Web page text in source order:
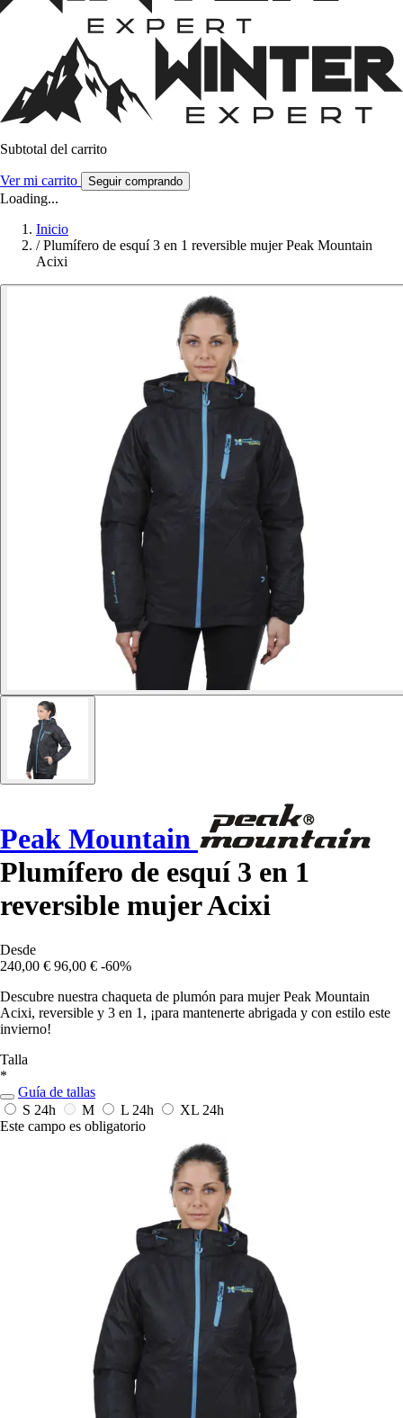
Subtotal del carrito
Ver mi carrito Seguir comprando
Loading...
Inicio
/ Plumífero de esquí 3 en 1 reversible mujer Peak Mountain
Acixi
Peak Mountain
Plumífero de esquí 3 en 1
reversible mujer Acixi
Desde
240,00 € 96,00 € -60%
Descubre nuestra chaqueta de plumón para mujer Peak Mountain
Acixi, reversible y 3 en 1, ¡para mantenerte abrigada y con estilo este
invierno!
Talla
*
Guía de tallas
S 24h M L 24h XL 24h
Este campo es obligatorio